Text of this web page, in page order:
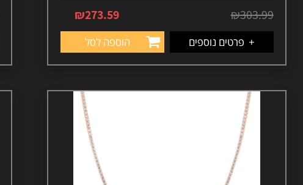
₪303.99
₪273.59
+ פרטים נוספים הוספה לסל